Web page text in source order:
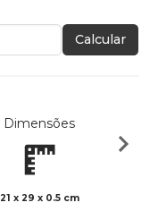
Calcular
Dimensões
21 x 29 x 0.5 cm